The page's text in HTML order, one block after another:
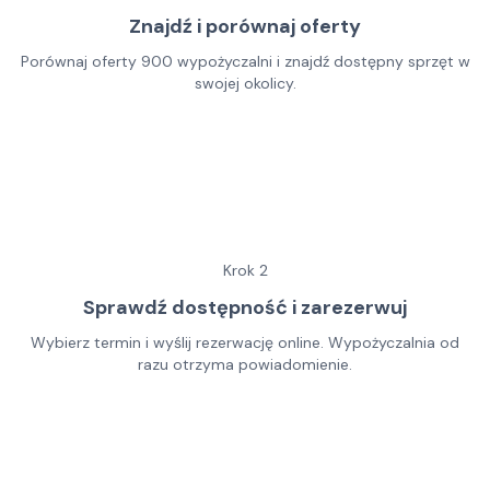
Znajdź i porównaj oferty
Porównaj oferty 900 wypożyczalni i znajdź dostępny sprzęt w
swojej okolicy.
Krok 2
Sprawdź dostępność i zarezerwuj
Wybierz termin i wyślij rezerwację online. Wypożyczalnia od
razu otrzyma powiadomienie.